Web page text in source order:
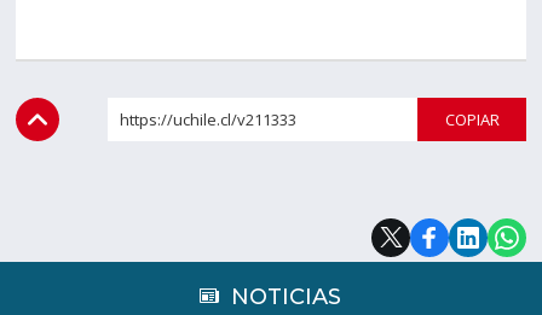
https://uchile.cl/v211333
NOTICIAS